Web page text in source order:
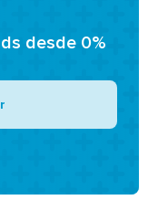
desde 0%